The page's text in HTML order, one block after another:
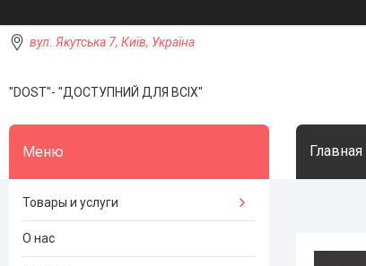
вул. Якутська 7, Київ, Україна
"DOST"- "ДОСТУПНИЙ ДЛЯ ВСІХ"
Главная
Товары и услуги
О нас